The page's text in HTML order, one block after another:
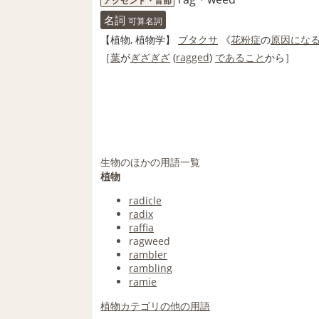
名詞 可算名詞
【植物, 植物学】 ブタクサ 《花粉症の原因にな
［葉がぎざぎざ (ragged) であることから］
生物のほかの用語一覧
植物
radicle
radix
raffia
ragweed
rambler
rambling
ramie
植物カテゴリの他の用語